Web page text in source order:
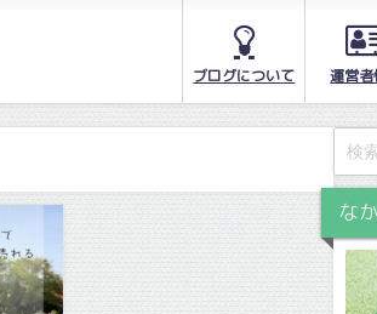
ブログについて 運営
な